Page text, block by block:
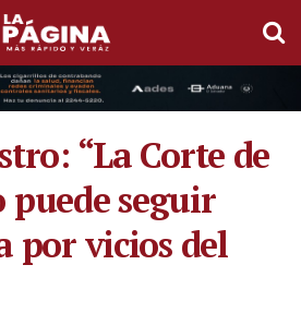
“La Corte de
puede seguir
por vicios del